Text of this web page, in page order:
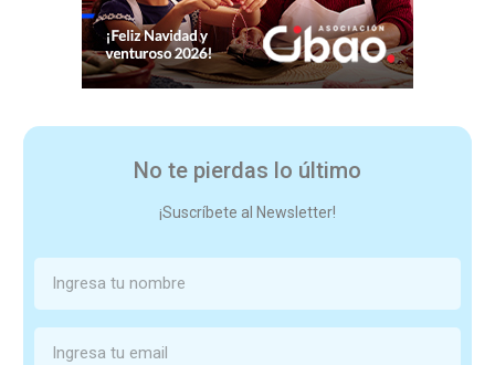
No te pierdas lo último
¡Suscríbete al Newsletter!